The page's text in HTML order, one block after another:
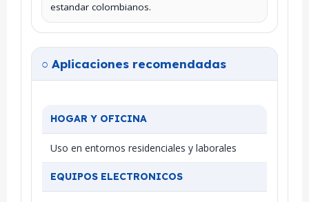
estandar colombianos.
○ Aplicaciones recomendadas
HOGAR Y OFICINA
Uso en entornos residenciales y laborales
EQUIPOS ELECTRONICOS